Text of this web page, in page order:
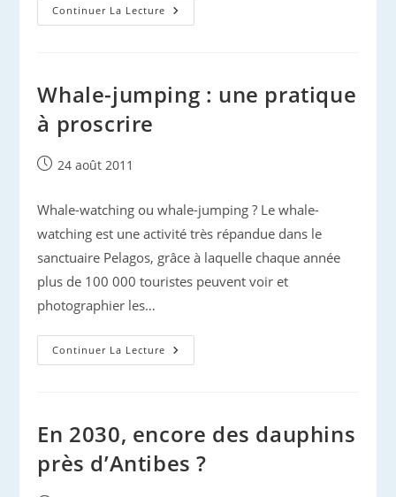
Continuer La Lecture Mission
Impossible
Whale-jumping : une pratique
à proscrire
Publication
24 août 2011
Whale-watching ou whale-jumping ? Le whale-
watching est une activité très répandue dans le
sanctuaire Pelagos, grâce à laquelle chaque année
plus de 100 000 touristes peuvent voir et
photographier les…
Continuer La Lecture Whale-
Jumping
Proscrire
En 2030, encore des dauphins
près d’Antibes ?